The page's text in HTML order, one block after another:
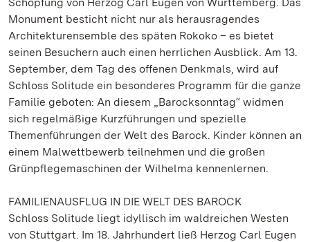
Monument besticht nicht nur als herausragendes
Architekturensemble des späten Rokoko – es bietet
seinen Besuchern auch einen herrlichen Ausblick. Am 13.
September, dem Tag des offenen Denkmals, wird auf
Schloss Solitude ein besonderes Programm für die ganze
Familie geboten: An diesem „Barocksonntag“ widmen
sich regelmäßige Kurzführungen und spezielle
Themenführungen der Welt des Barock. Kinder können an
einem Malwettbewerb teilnehmen und die großen
Grünpflegemaschinen der Wilhelma kennenlernen.
FAMILIENAUSFLUG IN DIE WELT DES BAROCK
Schloss Solitude liegt idyllisch im waldreichen Westen
von Stuttgart. Im 18. Jahrhundert ließ Herzog Carl Eugen